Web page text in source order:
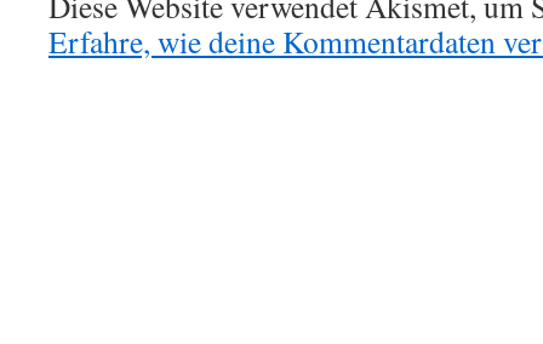
Erfahre, wie deine Kommentardaten